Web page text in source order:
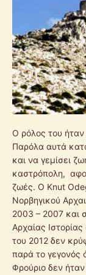
Ο ρόλος του
Παρόλα αυτά
και να γεμίσει
καστρόπολη,
ζωές. Ο Knut
Νορβηγικού
2003 – 2007 και
Αρχαίας
του 2012 δεν
παρά το γεγονός
Φρούριο δεν